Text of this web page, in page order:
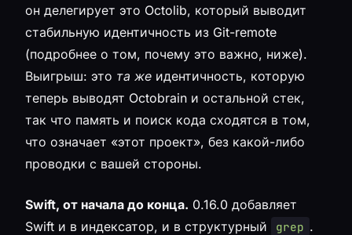
он делегирует это Octolib, который выводит
стабильную идентичность из Git-remote
(подробнее о том, почему это важно, ниже).
Выигрыш: это та же идентичность, которую
теперь выводят Octobrain и остальной стек,
так что память и поиск кода сходятся в том,
что означает «этот проект», без какой-либо
проводки с вашей стороны.
Swift, от начала до конца. 0.16.0 добавляет
Swift и в индексатор, и в структурный
grep .